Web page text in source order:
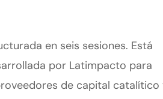
en seis sesiones. Está
por Latimpacto para
de capital catalítico